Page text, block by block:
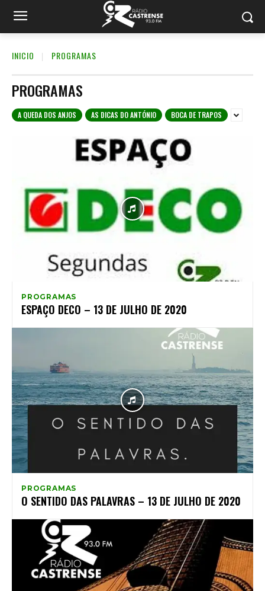
INICIO PROGRAMAS
PROGRAMAS
A QUEDA DOS ANJOS AS DICAS DO ANTÓNIO BOCA DE TRAPOS
PROGRAMAS
ESPAÇO DECO – 13 DE JULHO DE 2020
PROGRAMAS
O SENTIDO DAS PALAVRAS – 13 DE JULHO DE 2020